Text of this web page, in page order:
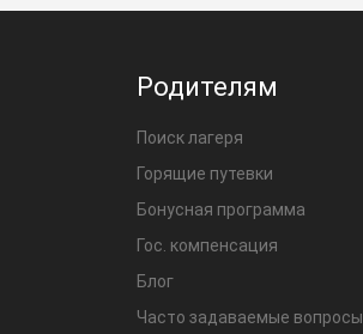
Родителям
Поиск лагеря
Горящие путевки
Бонусная программа
Гос. компенсация
Блог
Часто задаваемые вопросы